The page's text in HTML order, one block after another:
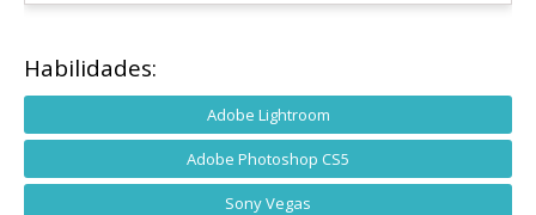
Habilidades:
Adobe Lightroom
Adobe Photoshop CS5
Sony Vegas